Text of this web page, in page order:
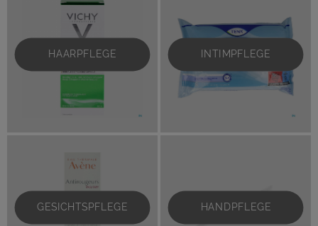
HAARPFLEGE INTIMPFLEGE
GESICHTSPFLEGE HANDPFLEGE